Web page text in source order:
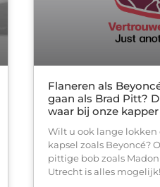
Flaneren als
gaan als Brad Pitt?
waar bij onze
Wilt u ook lange
kapsel zoals Beyoncé?
pittige bob zoals
Utrecht is alles